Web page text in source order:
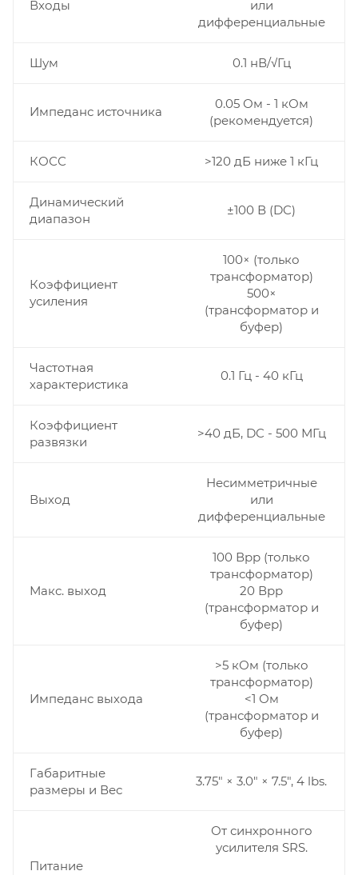
Входы
или
дифференциальные
Шум 0.1 нВ/√Гц
Импеданс источника
0.05 Ом - 1 кОм
(рекомендуется)
КОСС >120 дБ ниже 1 кГц
Динамический
диапазон
±100 В (DC)
Коэффициент
усиления
100× (только
трансформатор)
500×
(трансформатор и
буфер)
Частотная
характеристика
0.1 Гц - 40 кГц
Коэффициент
развязки
>40 дБ, DC - 500 МГц
Выход
Несимметричные
или
дифференциальные
Макс. выход
100 Вpp (только
трансформатор)
20 Вpp
(трансформатор и
буфер)
Импеданс выхода
>5 кОм (только
трансформатор)
<1 Ом
(трансформатор и
буфер)
Габаритные
размеры и Вес
3.75" × 3.0" × 7.5", 4 lbs.
Питание
От синхронного
усилителя SRS.